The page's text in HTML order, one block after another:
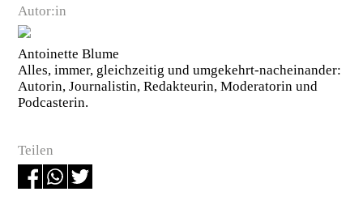
Autor:in
Antoinette Blume
Alles, immer, gleichzeitig und umgekehrt-nacheinander:
Autorin, Journalistin, Redakteurin, Moderatorin und
Podcasterin.
Teilen